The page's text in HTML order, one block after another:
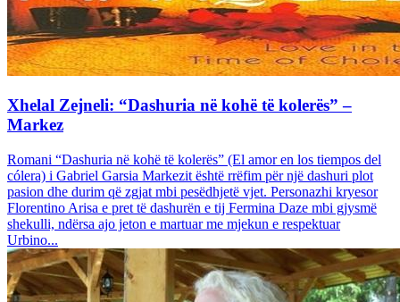
Xhelal Zejneli: “Dashuria në kohë të kolerës” –
Markez
Romani “Dashuria në kohë të kolerës” (El amor en los tiempos del
cólera) i Gabriel Garsia Markezit është rrëfim për një dashuri plot
pasion dhe durim që zgjat mbi pesëdhjetë vjet. Personazhi kryesor
Florentino Arisa e pret të dashurën e tij Fermina Daze mbi gjysmë
shekulli, ndërsa ajo jeton e martuar me mjekun e respektuar
Urbino...